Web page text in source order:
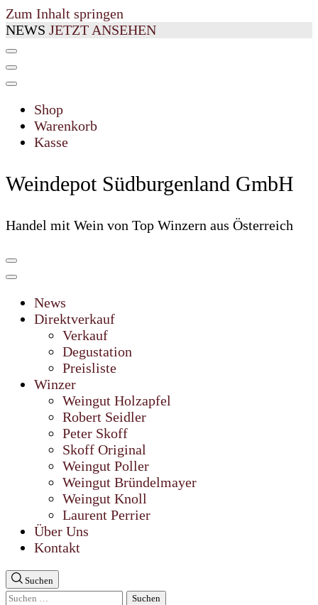
Zum Inhalt springen
NEWS JETZT ANSEHEN
Shop
Warenkorb
Kasse
Weindepot Südburgenland GmbH
Handel mit Wein von Top Winzern aus Österreich
News
Direktverkauf
Verkauf
Degustation
Preisliste
Winzer
Weingut Holzapfel
Robert Seidler
Peter Skoff
Skoff Original
Weingut Poller
Weingut Bründelmayer
Weingut Knoll
Laurent Perrier
Über Uns
Kontakt
Suchen
Suchen